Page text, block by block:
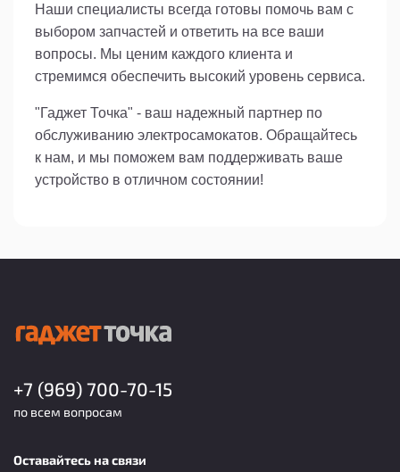
Наши специалисты всегда готовы помочь вам с
выбором запчастей и ответить на все ваши
вопросы. Мы ценим каждого клиента и
стремимся обеспечить высокий уровень сервиса.
"Гаджет Точка" - ваш надежный партнер по
обслуживанию электросамокатов. Обращайтесь
к нам, и мы поможем вам поддерживать ваше
устройство в отличном состоянии!
+7 (969) 700-70-15
по всем вопросам
Оставайтесь на связи